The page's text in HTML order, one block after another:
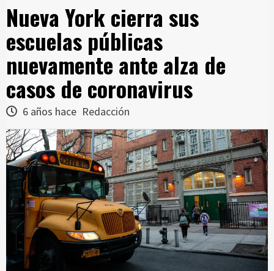
Nueva York cierra sus
escuelas públicas
nuevamente ante alza de
casos de coronavirus
6 años hace Redacción